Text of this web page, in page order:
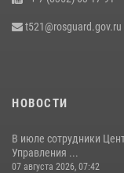
t521@rosguard.gov.ru
НОВОСТИ
В июле сотрудники
Управления ...
07 августа 2026, 07:42